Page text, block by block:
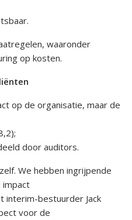
waaronder
op kosten.
op de organisatie, maar de
door auditors.
We hebben ingrijpende
impact
interim-bestuurder Jack
voor de